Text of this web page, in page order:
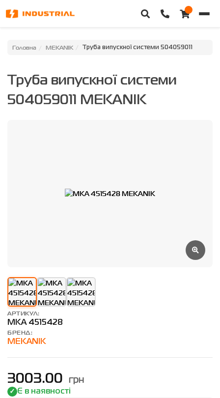
Головна
Категорії
Особистий кабінет
Головна MEKANIK Труба випускної системи 504059011
Труба випускної системи
504059011 MEKANIK
АРТИКУЛ:
MKA 4515428
БРЕНД:
MEKANIK
3003.00 грн
Є в наявності